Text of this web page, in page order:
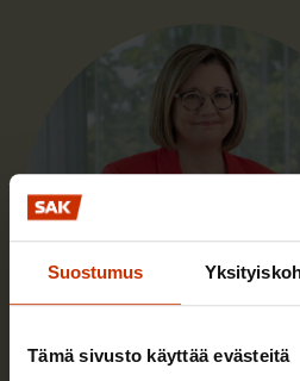
Suostumus
Tämä sivusto käyttää evästeitä